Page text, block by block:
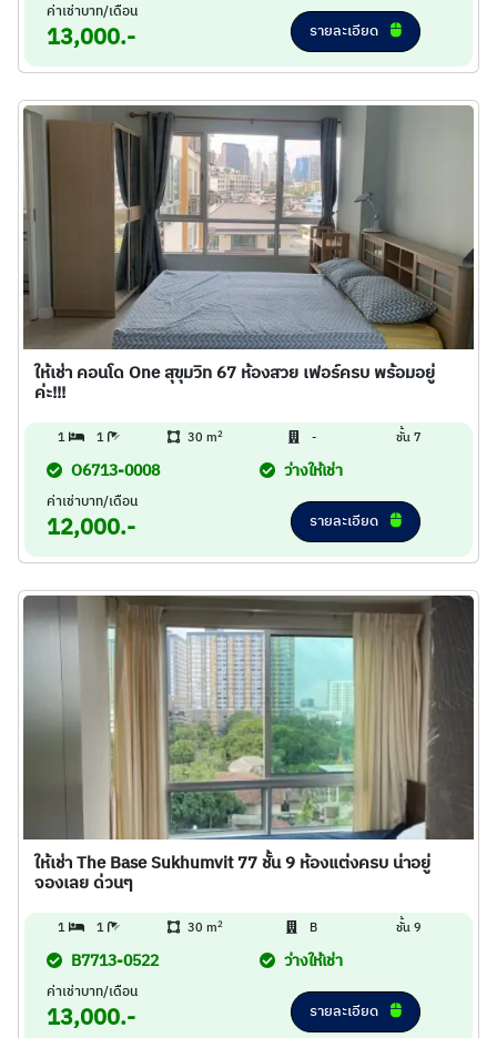
ค่าเช่าบาท/เดือน
13,000.- รายละเอียด
ให้เช่า คอนโด One สุขุมวิท 67 ห้องสวย เฟอร์ครบ พร้อมอยู่
ค่ะ!!!
1 1 30 m2 - ชั้น 7
O6713-0008 ว่างให้เช่า
ค่าเช่าบาท/เดือน
12,000.- รายละเอียด
ให้เช่า The Base Sukhumvit 77 ชั้น 9 ห้องแต่งครบ น่าอยู่
จองเลย ด่วนๆ
1 1 30 m2 B ชั้น 9
B7713-0522 ว่างให้เช่า
ค่าเช่าบาท/เดือน
13,000.- รายละเอียด